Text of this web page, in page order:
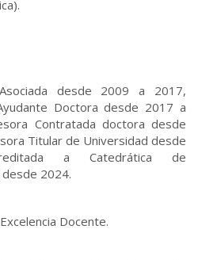
desde 2009 a 2017,
Doctora desde 2017 a
Contratada doctora desde
Titular de Universidad desde
a Catedrática de
2024.
Docente.